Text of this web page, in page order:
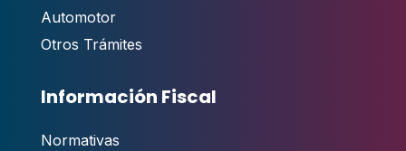
Automotor
Otros Trámites
Información Fiscal
Normativas